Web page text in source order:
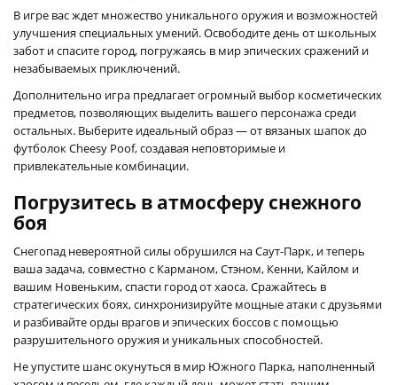
В игре вас ждет множество уникального оружия и возможностей
улучшения специальных умений. Освободите день от школьных
забот и спасите город, погружаясь в мир эпических сражений и
незабываемых приключений.
Дополнительно игра предлагает огромный выбор косметических
предметов, позволяющих выделить вашего персонажа среди
остальных. Выберите идеальный образ — от вязаных шапок до
футболок Cheesy Poof, создавая неповторимые и
привлекательные комбинации.
Погрузитесь в атмосферу снежного
боя
Снегопад невероятной силы обрушился на Саут-Парк, и теперь
ваша задача, совместно с Карманом, Стэном, Кенни, Кайлом и
вашим Новеньким, спасти город от хаоса. Сражайтесь в
стратегических боях, синхронизируйте мощные атаки с друзьями
и разбивайте орды врагов и эпических боссов с помощью
разрушительного оружия и уникальных способностей.
Не упустите шанс окунуться в мир Южного Парка, наполненный